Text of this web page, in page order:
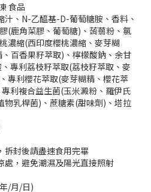
食品
、 N-乙醯基-D-葡萄糖胺、香料、
(鹿角菜膠、葡萄糖) 、蒟蒻粉、氯
濃縮(西印度櫻桃濃縮、麥芽糊
、百香果籽萃取) 、檸檬酸鈉、余甘
專利荔枝籽萃取(荔枝籽萃取、麥
專利櫻花萃取(麥芽糊精、櫻花萃
專利複合益生菌(玉米澱粉、羅伊氏
物乳桿菌) 、蔗糖素(甜味劑) 、塔拉
拆封後請盡速食用完畢
處，避免潮濕及陽光直接照射
/月/日)